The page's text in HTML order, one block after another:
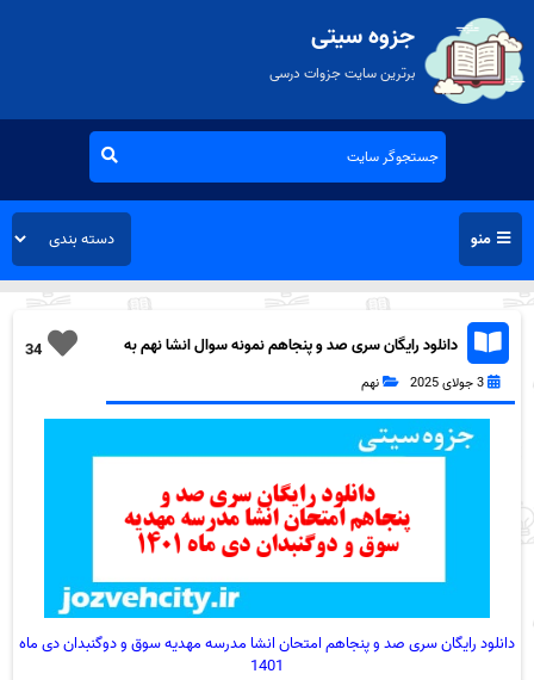
جزوه سیتی
برترین سایت جزوات درسی
منو
34
دانلود رایگان سری صد و پنجاهم نمونه سوال انشا نهم به
3 جولای 2025 نهم
دانلود رایگان سری صد و پنجاهم امتحان انشا مدرسه مهدیه سوق و دوگنبدان دی ماه
1401